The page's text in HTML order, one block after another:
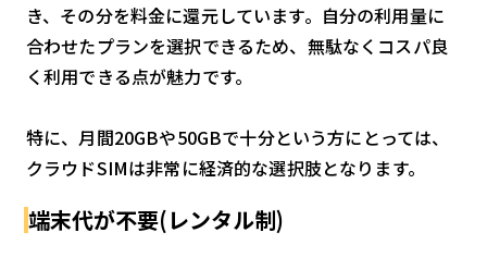
き、その分を料金に還元しています。自分の利用量に
合わせたプランを選択できるため、無駄なくコスパ良
く利用できる点が魅力です。
特に、月間20GBや50GBで十分という方にとっては、
クラウドSIMは非常に経済的な選択肢となります。
端末代が不要(レンタル制)